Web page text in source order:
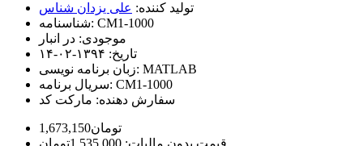
تولید کننده: علی یزدان شناس
شناسنامه: CM1-1000
موجودی: در انبار
تاریخ: ۱۳۹۴-۰۲-۱۴
زبان برنامه نویسی: MATLAB
سریال برنامه: CM1-1000
سفارش دهنده: مارکت کد
1,673,150تومان